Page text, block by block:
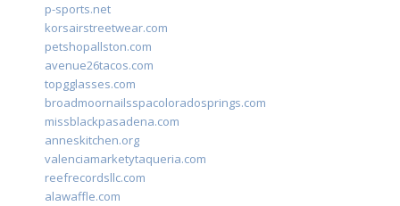
p-sports.net
korsairstreetwear.com
petshopallston.com
avenue26tacos.com
topgglasses.com
broadmoornailsspacoloradosprings.com
missblackpasadena.com
anneskitchen.org
valenciamarketytaqueria.com
reefrecordsllc.com
alawaffle.com